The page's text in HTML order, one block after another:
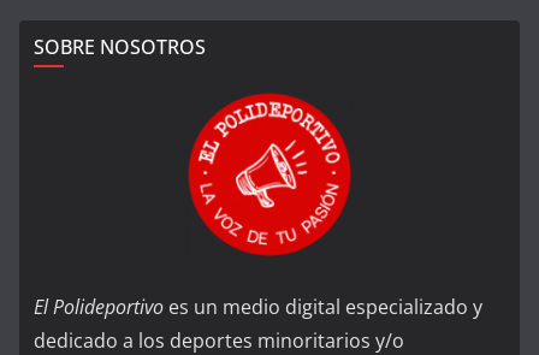
SOBRE NOSOTROS
El Polideportivo es un medio digital especializado y
dedicado a los deportes minoritarios y/o